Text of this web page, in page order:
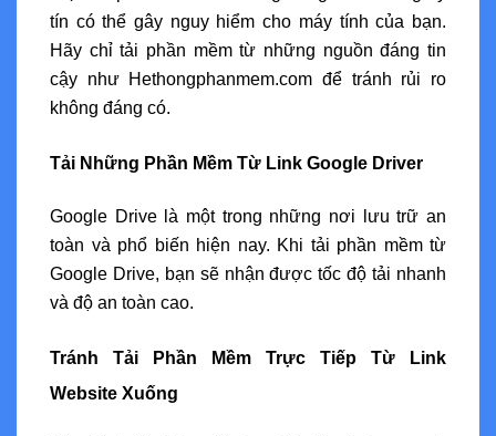
tín có thể gây nguy hiểm cho máy tính của bạn.
Hãy chỉ tải phần mềm từ những nguồn đáng tin
cậy như Hethongphanmem.com để tránh rủi ro
không đáng có.
Tải Những Phần Mềm Từ Link Google Driver
Google Drive là một trong những nơi lưu trữ an
toàn và phổ biến hiện nay. Khi tải phần mềm từ
Google Drive, bạn sẽ nhận được tốc độ tải nhanh
và độ an toàn cao.
Tránh Tải Phần Mềm Trực Tiếp Từ Link
Website Xuống